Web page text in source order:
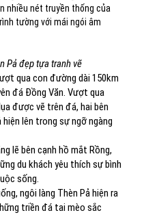
nhiều nét truyền thống của
tường với mái ngói âm
Pả đẹp tựa tranh vẽ
qua con đường dài 150km
đá Đồng Văn. Vượt qua
được vẽ trên đá, hai bên
lên trong sự ngỡ ngàng
lẽ bên cạnh hồ mắt Rồng,
du khách yêu thích sự bình
sống.
ngôi làng Thèn Pả hiện ra
triền đá tai mèo sắc